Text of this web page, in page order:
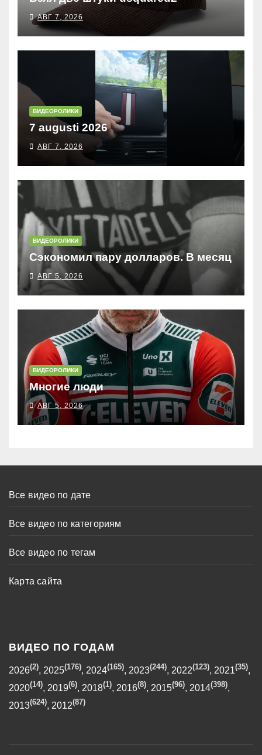
АВГ 7, 2026
ВИДЕОРОЛИКИ
7 augusti 2026
АВГ 7, 2026
ВИДЕОРОЛИКИ
Сэкономил пару долларов. В месяц
АВГ 5, 2026
ВИДЕОРОЛИКИ
Многие люди
АВГ 5, 2026
Все видео по дате
Все видео по категориям
Все видео по тегам
Карта сайта
ВИДЕО ПО ГОДАМ
2026(2), 2025(176), 2024(165), 2023(244), 2022(123), 2021(35),
2020(14), 2019(6), 2018(1), 2016(8), 2015(96), 2014(398),
2013(624), 2012(87)